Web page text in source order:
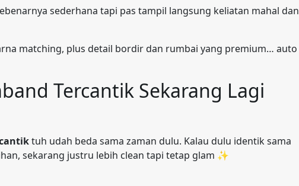
sederhana tapi pas tampil langsung keliatan mahal dan
matching, plus detail bordir dan rumbai yang premium… auto
Tercantik Sekarang Lagi
tuh udah beda sama zaman dulu. Kalau dulu identik sama
sekarang justru lebih clean tapi tetap glam ✨